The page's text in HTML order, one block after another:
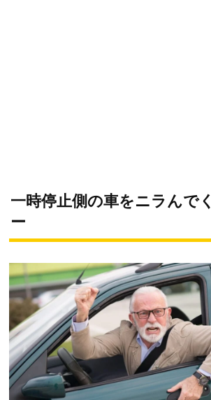
一時停止側の車をニラんで
ー